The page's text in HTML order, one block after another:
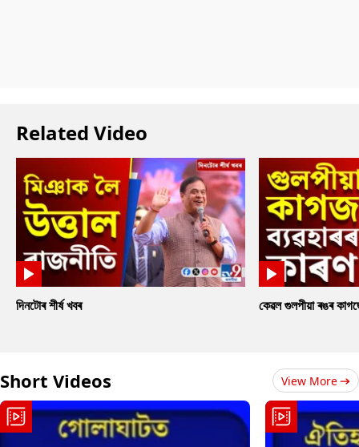
Related Video
দিনটোৰ শীৰ্ষ খবৰ কেৱল গুলপীয়া ৰঙৰ
Short Videos View More